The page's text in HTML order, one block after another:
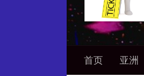
首页 亚洲